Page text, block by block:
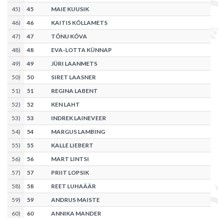
45) 45
MAIE KUUSIK
46) 46
KAITIS KÕLLAMETS
47) 47
TÕNU KÕVA
48) 48
EVA-LOTTA KÜNNAP
49) 49
JÜRI LAANMETS
50) 50
SIRET LAASNER
51) 51
REGINA LABENT
52) 52
KEN LAHT
53) 53
INDREK LAINEVEER
54) 54
MARGUS LAMBING
55) 55
KALLE LIEBERT
56) 56
MART LINTSI
57) 57
PRIIT LOPSIK
58) 58
REET LUHAÄÄR
59) 59
ANDRUS MAISTE
60) 60
ANNIKA MANDER